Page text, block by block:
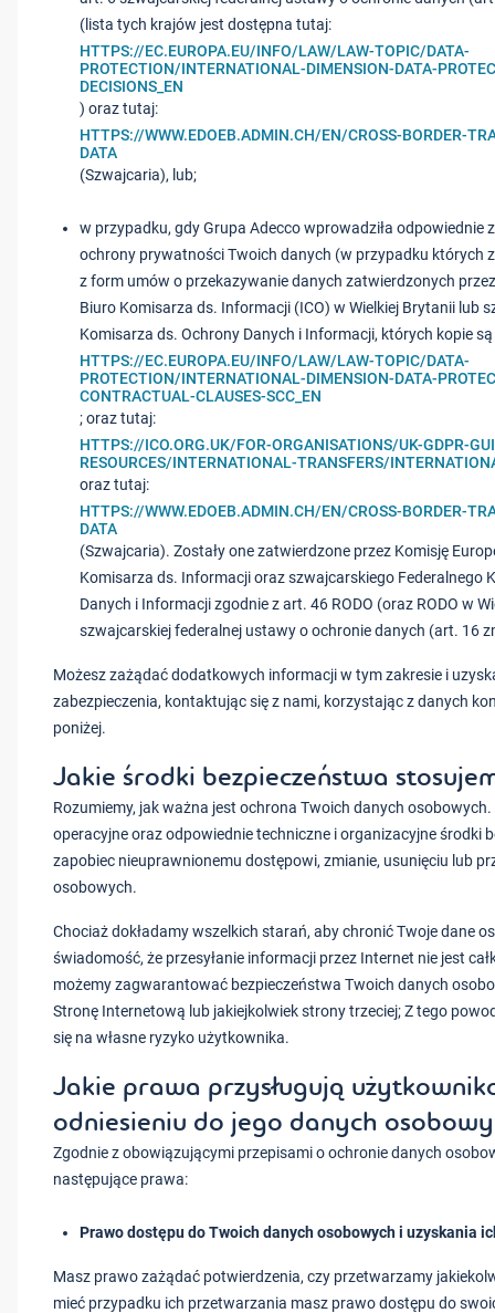
(lista tych krajów jest dostępna tutaj:
HTTPS://EC.EUROPA.EU/INFO/LAW/LAW-TOPIC/DATA-
PROTECTION/INTERNATIONAL-DIMENSION-DATA-
DECISIONS_EN
) oraz tutaj:
HTTPS://WWW.EDOEB.ADMIN.CH/EN/CROSS-BORDER-
DATA
(Szwajcaria), lub;
w przypadku, gdy Grupa Adecco wprowadziła odpowiednie
ochrony prywatności Twoich danych (w przypadku których
z form umów o przekazywanie danych zatwierdzonych
Biuro Komisarza ds. Informacji (ICO) w Wielkiej Brytanii lub
Komisarza ds. Ochrony Danych i Informacji, których kopie
HTTPS://EC.EUROPA.EU/INFO/LAW/LAW-TOPIC/DATA-
PROTECTION/INTERNATIONAL-DIMENSION-DATA-
CONTRACTUAL-CLAUSES-SCC_EN
; oraz tutaj:
HTTPS://ICO.ORG.UK/FOR-ORGANISATIONS/UK-GDPR-
RESOURCES/INTERNATIONAL-TRANSFERS/
oraz tutaj:
HTTPS://WWW.EDOEB.ADMIN.CH/EN/CROSS-BORDER-
DATA
(Szwajcaria). Zostały one zatwierdzone przez Komisję
Komisarza ds. Informacji oraz szwajcarskiego Federalnego
Danych i Informacji zgodnie z art. 46 RODO (oraz RODO w
szwajcarskiej federalnej ustawy o ochronie danych (art. 16
Możesz zażądać dodatkowych informacji w tym zakresie i
zabezpieczenia, kontaktując się z nami, korzystając z danych
poniżej.
Jakie środki bezpieczeństwa
Rozumiemy, jak ważna jest ochrona Twoich danych
operacyjne oraz odpowiednie techniczne i organizacyjne środki
zapobiec nieuprawnionemu dostępowi, zmianie, usunięciu lub
osobowych.
Chociaż dokładamy wszelkich starań, aby chronić Twoje dane
świadomość, że przesyłanie informacji przez Internet nie jest
możemy zagwarantować bezpieczeństwa Twoich danych
Stronę Internetową lub jakiejkolwiek strony trzeciej; Z tego
się na własne ryzyko użytkownika.
Jakie prawa przysługują
odniesieniu do jego danych
Zgodnie z obowiązującymi przepisami o ochronie danych
następujące prawa:
Prawo dostępu do Twoich danych osobowych i uzyskania
Masz prawo zażądać potwierdzenia, czy przetwarzamy
mieć przypadku ich przetwarzania masz prawo dostępu do